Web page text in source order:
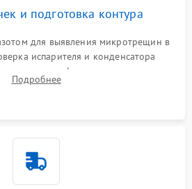
и подготовка контура
для выявления микротрещин в
испарителя и конденсатора
старого фильтра-осушителя и
трубки для устранения засоров.
Подробнее